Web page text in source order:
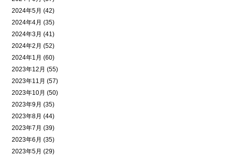
2024年5月 (42)
2024年4月 (35)
2024年3月 (41)
2024年2月 (52)
2024年1月 (60)
2023年12月 (55)
2023年11月 (57)
2023年10月 (50)
2023年9月 (35)
2023年8月 (44)
2023年7月 (39)
2023年6月 (35)
2023年5月 (29)